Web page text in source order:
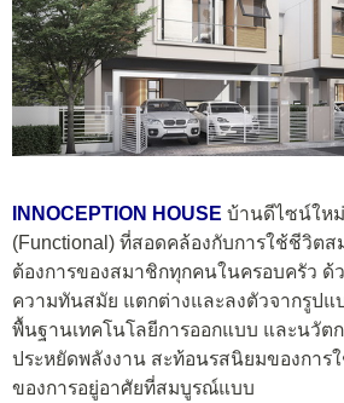
INNOCEPTION HOUSE บ้านดีไซน์ให
(Functional) ที่สอดคล้องกับการใช้ชีวิตส
ต้องการของสมาชิกทุกคนในครอบครัว
ความทันสมัย แตกต่างและลงตัวจากรูปแ
พื้นฐานเทคโนโลยีการออกแบบ และนวัต
ประหยัดพลังงาน สะท้อนรสนิยมของการ
ของการอยู่อาศัยที่สมบูรณ์แบบ